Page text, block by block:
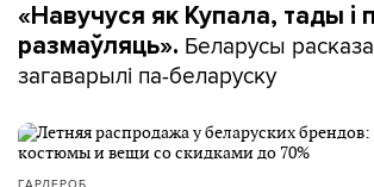
«Навучуся як Купала, тады і
размаўляць». Беларусы
загаварылі па-беларуску
ГАРДЕРОБ